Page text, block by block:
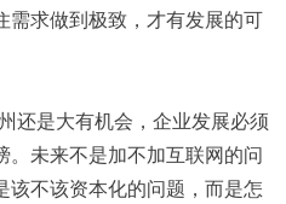
需求做到极致，才有发展的可
还是大有机会，企业发展必须
未来不是加不加互联网的问
不该资本化的问题，而是怎